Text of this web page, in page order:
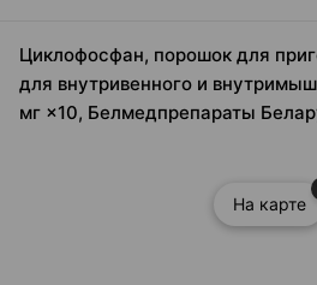
Циклофосфан, порошок для
для внутривенного и
мг ×10, Белмедпрепараты
На карте